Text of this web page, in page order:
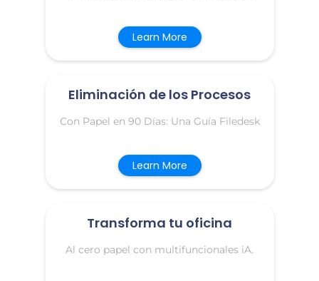
Learn More
Eliminación de los Procesos
Con Papel en 90 Días: Una Guía Filedesk
Learn More
Transforma tu oficina
Al cero papel con multifuncionales iA.